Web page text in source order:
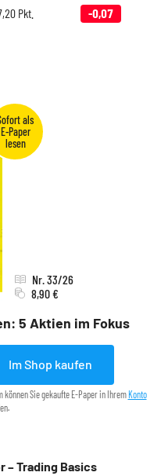
Pkt. -0,07
5 Aktien im Fokus
Nr. 33/26
8,90 €
Im Shop kaufen
können Sie gekaufte E-Paper in IhremKonto
– Trading Basics